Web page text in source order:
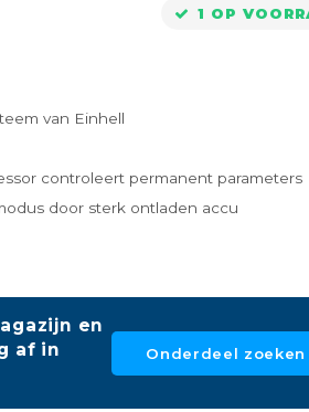
1 OP
van Einhell
controleert permanent parameters
door sterk ontladen accu
en
af in
Onderdeel zoeken